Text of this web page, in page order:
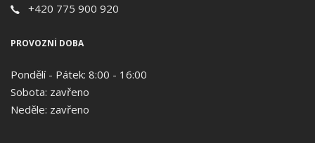
+420 775 900 920
PROVOZNÍ DOBA
Pondělí - Pátek: 8:00 - 16:00
Sobota: zavřeno
Neděle: zavřeno